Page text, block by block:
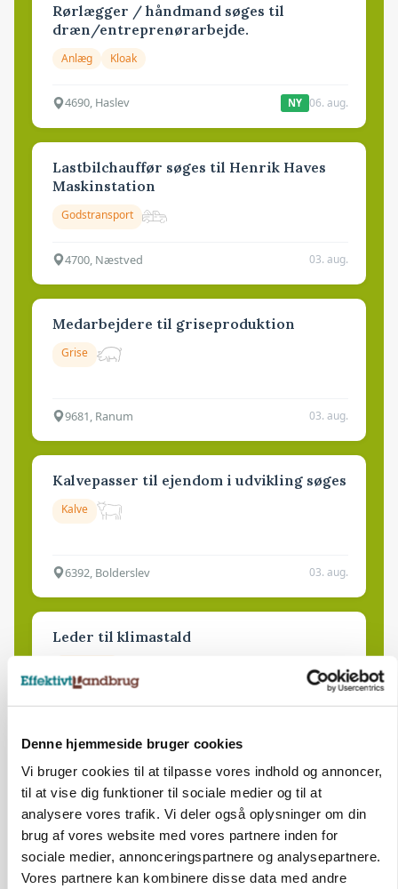
Denne hjemmeside bruger cookies
Vi bruger cookies til at tilpasse vores indhold og annoncer,
til at vise dig funktioner til sociale medier og til at
analysere vores trafik. Vi deler også oplysninger om din
brug af vores website med vores partnere inden for
sociale medier, annonceringspartnere og analysepartnere.
Vores partnere kan kombinere disse data med andre
Rørlægger / håndmand søges til
dræn/entreprenørarbejde.
Anlæg Kloak
4690, Haslev NY 06. aug.
Lastbilchauffør søges til Henrik Haves
Maskinstation
Godstransport
4700, Næstved 03. aug.
Medarbejdere til griseproduktion
Grise
9681, Ranum 03. aug.
Kalvepasser til ejendom i udvikling søges
Kalve
6392, Bolderslev 03. aug.
Leder til klimastald